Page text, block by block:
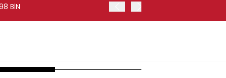
BİN